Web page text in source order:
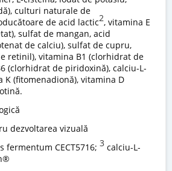
culturi naturale de
de acid lactic2, vitamina E
sulfat de mangan, acid
de calciu), sulfat de cupru,
retinil), vitamina B1 (clorhidrat de
(clorhidrat de piridoxină), calciu-L-
K (fitomenadionă), vitamina D
dezvoltarea vizuală
fermentum CECT5716; 3 calciu-L-